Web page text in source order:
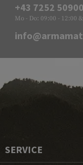
+43 7252 50900
Mo - Do: 09:00 - 12:00
SERVICE